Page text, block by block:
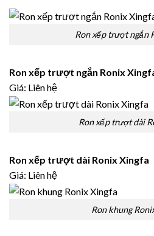
Ron xếp trượt ngắn
Ron xếp trượt ngắn Ronix
Giá: Liên hệ
Ron xếp trượt dài
Ron xếp trượt dài Ronix Xingfa
Giá: Liên hệ
Ron khung